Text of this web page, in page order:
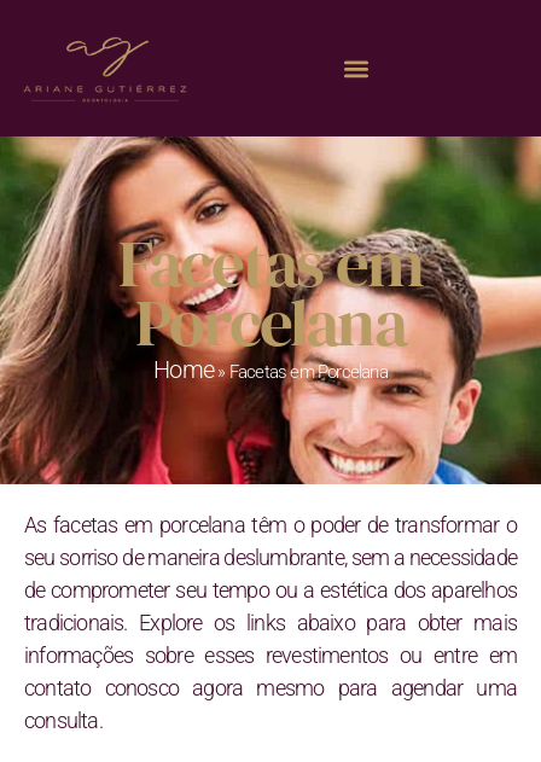
Facetas em
Porcelana
Home» Facetas em Porcelana
As facetas em porcelana têm o poder de transformar o
seu sorriso de maneira deslumbrante, sem a necessidade
de comprometer seu tempo ou a estética dos aparelhos
tradicionais. Explore os links abaixo para obter mais
informações sobre esses revestimentos ou entre em
contato conosco agora mesmo para agendar uma
consulta.